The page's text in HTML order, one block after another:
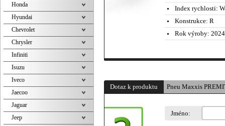
Index rychlosti:
Konstrukce: R
Rok výroby:
Dotaz k produktu Pneu Maxxis
Jméno:
Honda
Hyundai
Chevrolet
Chrysler
Infiniti
Isuzu
Iveco
Jaecoo
Jaguar
Jeep